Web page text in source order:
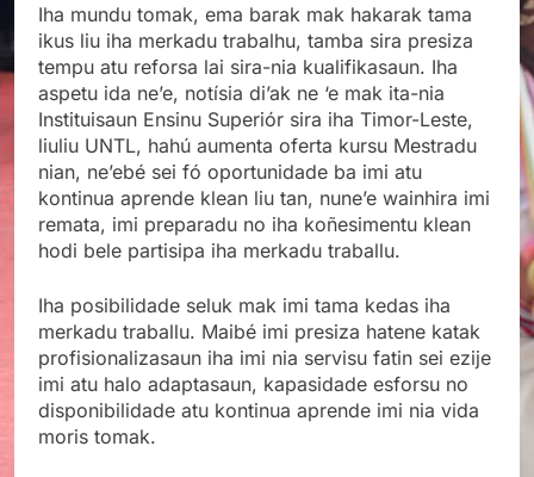
Iha mundu tomak, ema barak mak hakarak tama
ikus liu iha merkadu trabalhu, tamba sira presiza
tempu atu reforsa lai sira-nia kualifikasaun. Iha
aspetu ida ne’e, notísia di’ak ne ‘e mak ita-nia
Instituisaun Ensinu Superiór sira iha Timor-Leste,
liuliu UNTL, hahú aumenta oferta kursu Mestradu
nian, ne’ebé sei fó oportunidade ba imi atu
kontinua aprende klean liu tan, nune’e wainhira imi
remata, imi preparadu no iha koñesimentu klean
hodi bele partisipa iha merkadu traballu.
Iha posibilidade seluk mak imi tama kedas iha
merkadu traballu. Maibé imi presiza hatene katak
profisionalizasaun iha imi nia servisu fatin sei ezije
imi atu halo adaptasaun, kapasidade esforsu no
disponibilidade atu kontinua aprende imi nia vida
moris tomak.